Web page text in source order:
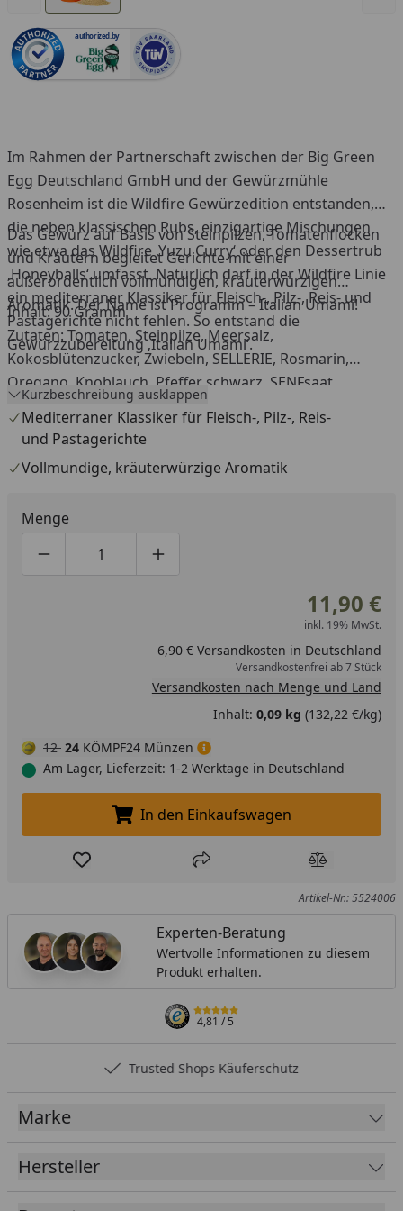
authorized.by
Im Rahmen der Partnerschaft zwischen der Big Green
Egg Deutschland GmbH und der Gewürzmühle
Rosenheim ist die Wildfire Gewürzedition entstanden,
die neben klassischen Rubs, einzigartige Mischungen
wie etwa das Wildfire ‚Yuzu Curry‘ oder den Dessertrub
‚Honeyballs‘ umfasst. Natürlich darf in der Wildfire Linie
ein mediterraner Klassiker für Fleisch-, Pilz-, Reis- und
Pastagerichte nicht fehlen. So entstand die
Gewürzzubereitung ‚Italian Umami‘.
Das Gewürz auf Basis von Steinpilzen, Tomatenflocken
und Kräutern begleitet Gerichte mit einer
außerordentlich vollmundigen, kräuterwürzigen
Aromatik. Der Name ist Programm – Italian Umami!
Inhalt: 90 Gramm
Zutaten: Tomaten, Steinpilze, Meersalz,
Kokosblütenzucker, Zwiebeln, SELLERIE, Rosmarin,
Oregano, Knoblauch, Pfeffer schwarz, SENFsaat,
Bohnenkraut
*Kann Spuren von Soja, Sesam und Nüssen enthalten
Kurzbeschreibung ausklappen
Mediterraner Klassiker für Fleisch-, Pilz-, Reis-
und Pastagerichte
Vollmundige, kräuterwürzige Aromatik
Menge
Produktmenge um eins verringern
Produktmenge manuell eingeben
Produktmenge um eins erhöhen
11,90 €
inkl. 19% MwSt.
6,90 € Versandkosten in Deutschland
Versandkostenfrei ab 7 Stück
Versandkosten nach Menge und Land
Inhalt: 0,09 kg (132,22 €/kg)
12 24 KÖMPF24 Münzen
Am Lager, Lieferzeit: 1-2 Werktage in Deutschland
In den Einkaufswagen legen
In den Einkaufswagen
Produkt zur Wunschliste hinzufügen
Teilen Produkt
Artikel-Nr.: 5524006
Experten-Beratung
Wertvolle Informationen zu diesem
Produkt erhalten.
4,81/ 5
Trusted Shops Käuferschutz
Marke
Hersteller